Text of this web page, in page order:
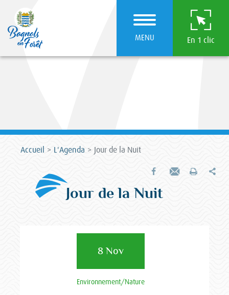
MENU En 1 clic
Accueil L'Agenda Jour de la Nuit
Partager sur Facebook
Envoyer par e-mail
Imprimer
Jour de la Nuit
8 Nov
Environnement/Nature